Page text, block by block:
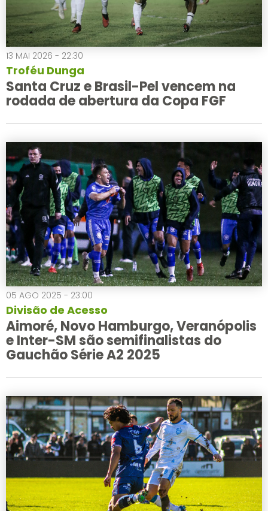
13 MAI 2026 - 22:30
Troféu Dunga
Santa Cruz e Brasil-Pel vencem na
rodada de abertura da Copa FGF
05 AGO 2025 - 23:00
Divisão de Acesso
Aimoré, Novo Hamburgo, Veranópolis
e Inter-SM são semifinalistas do
Gauchão Série A2 2025